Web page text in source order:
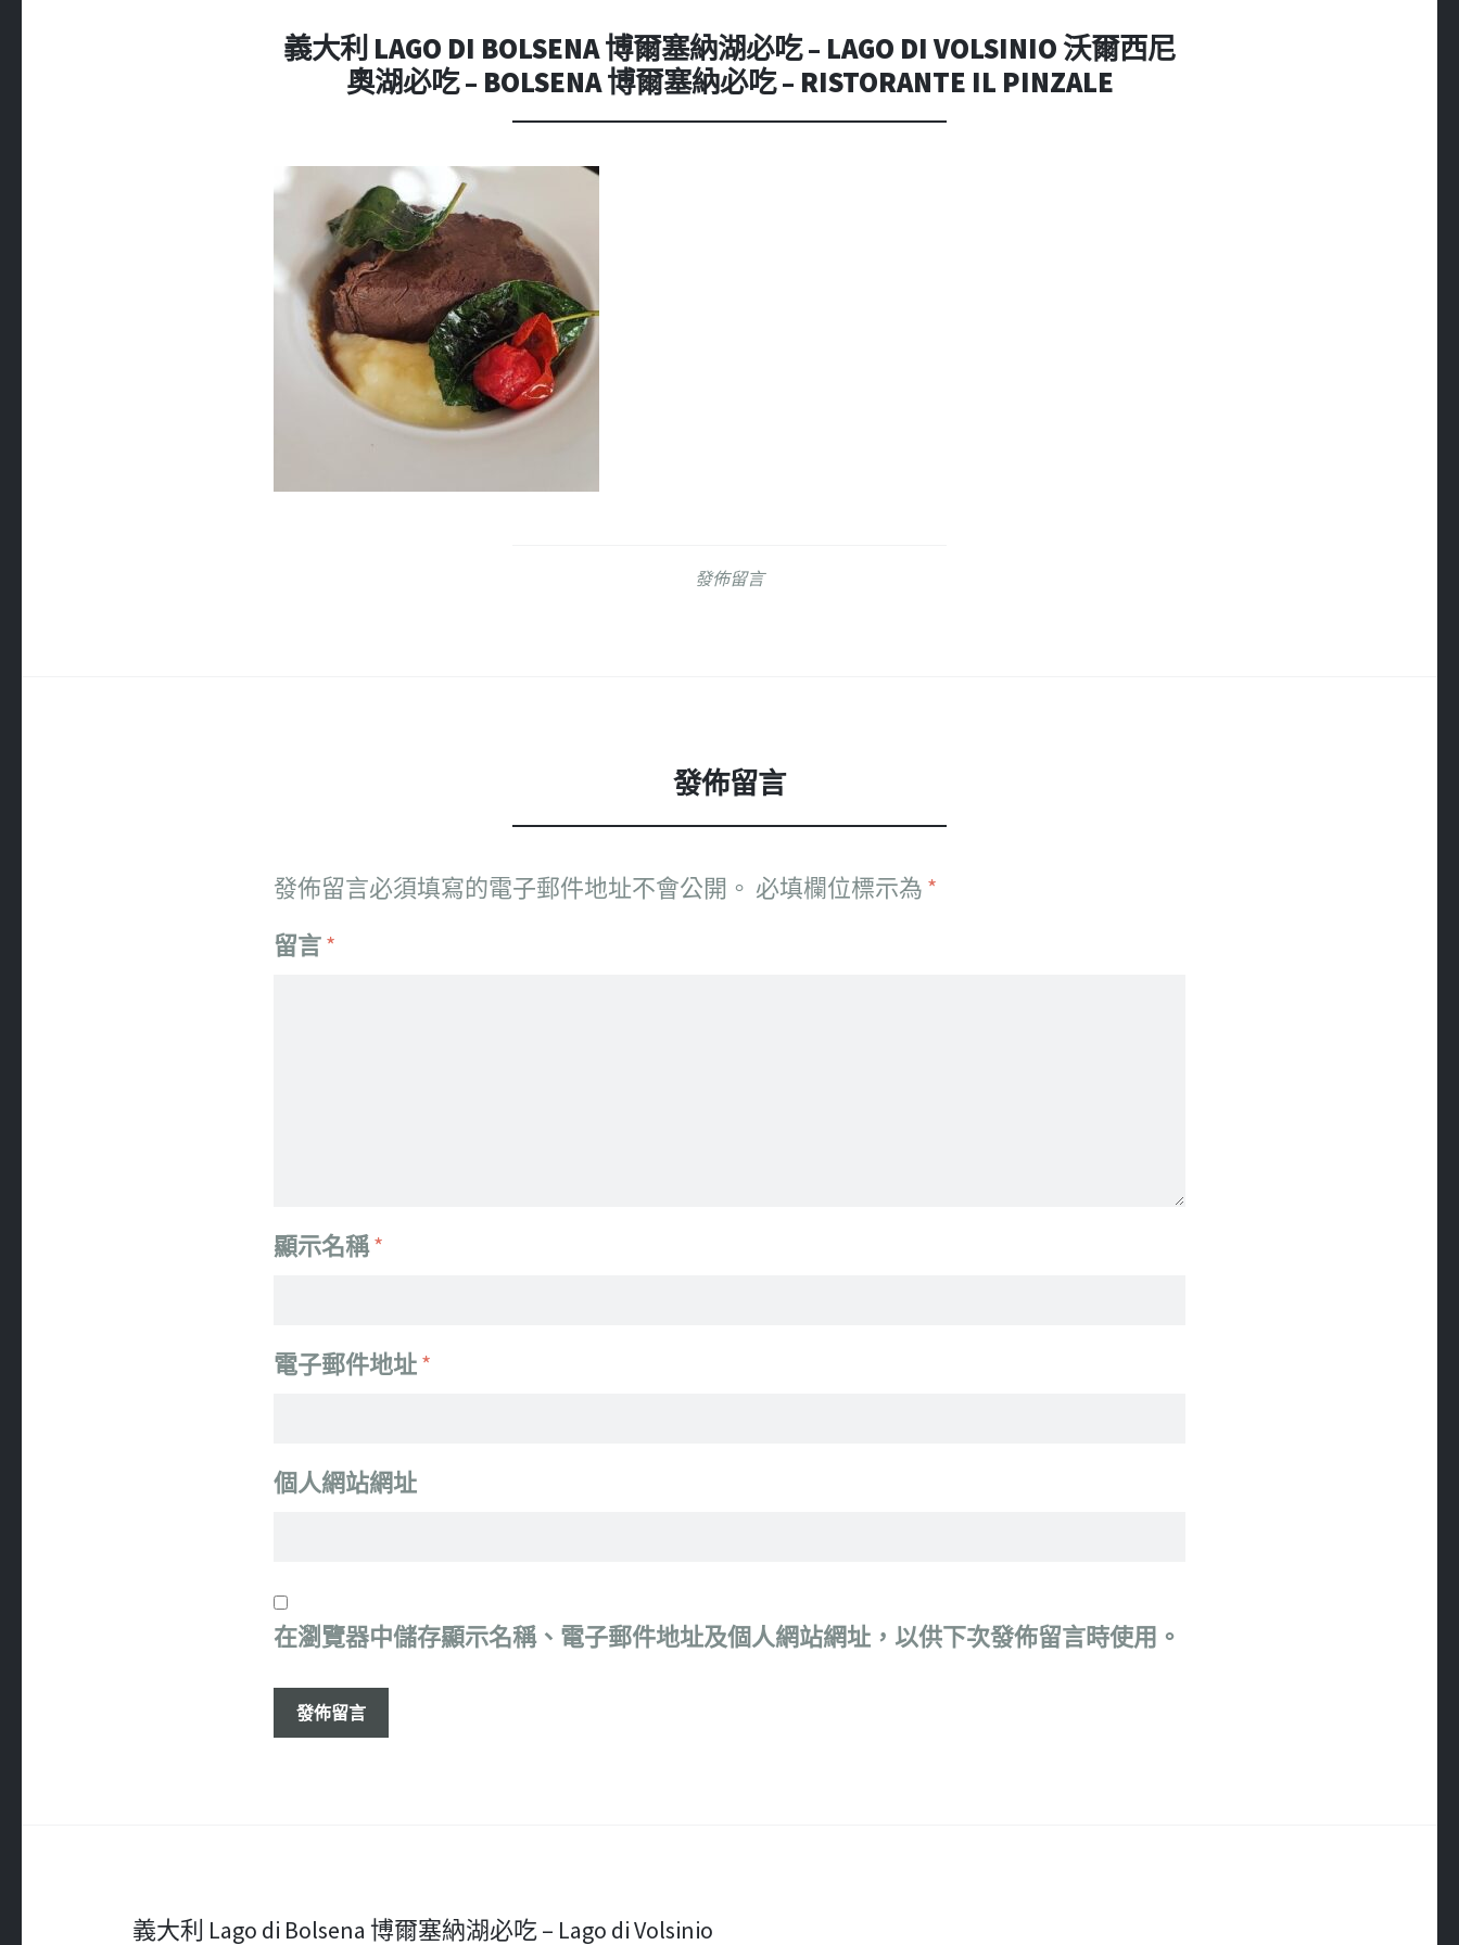
容
義大利 LAGO DI BOLSENA 博爾塞納湖必吃 – LAGO DI VOLSINIO 沃爾西尼
奧湖必吃 – BOLSENA 博爾塞納必吃 – RISTORANTE IL PINZALE
發佈留言
發佈留言
發佈留言必須填寫的電子郵件地址不會公開。 必填欄位標示為 *
留言*
顯示名稱*
電子郵件地址*
個人網站網址
在瀏覽器中儲存顯示名稱、電子郵件地址及個人網站網址，以供下次發佈留言時使用。
義大利 Lago di Bolsena 博爾塞納湖必吃 – Lago di Volsinio